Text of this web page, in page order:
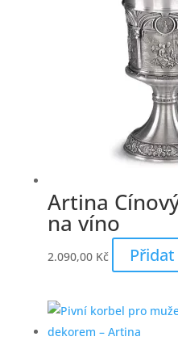
Artina
na víno
2.090,00 Kč